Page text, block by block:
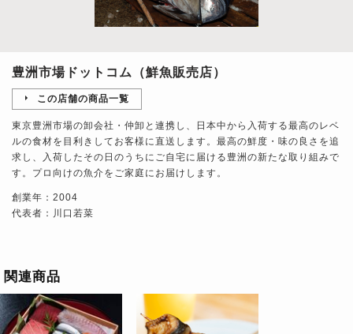
豊洲市場ドットコム（鮮魚販売店）
この店舗の商品一覧
東京豊洲市場の卸会社・仲卸と連携し、日本中から入荷する最高のレベ
ルの食材を目利きしてお客様に直送します。最高の鮮度・味の良さを追
求し、入荷したその日のうちにご自宅に届ける豊洲の新たな取り組みで
す。プロ向けの魚介をご家庭にお届けします。
創業年：2004
代表者：川口若菜
関連商品